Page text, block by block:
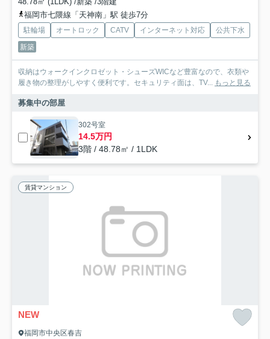
福岡市七隈線「天神南」駅 徒歩7分
駐輪場 オートロック CATV インターネット対応
公共下水
新築
収納はウォークインクロゼット・シューズWICなど豊富なので、衣類や
履き物の整理がしやすく便利です。セキュリティ面は、TV... もっと見る
募集中の部屋
302号室
14.5万円
3階 / 48.78㎡ / 1LDK
賃貸マンション
NEW
福岡市中央区春吉